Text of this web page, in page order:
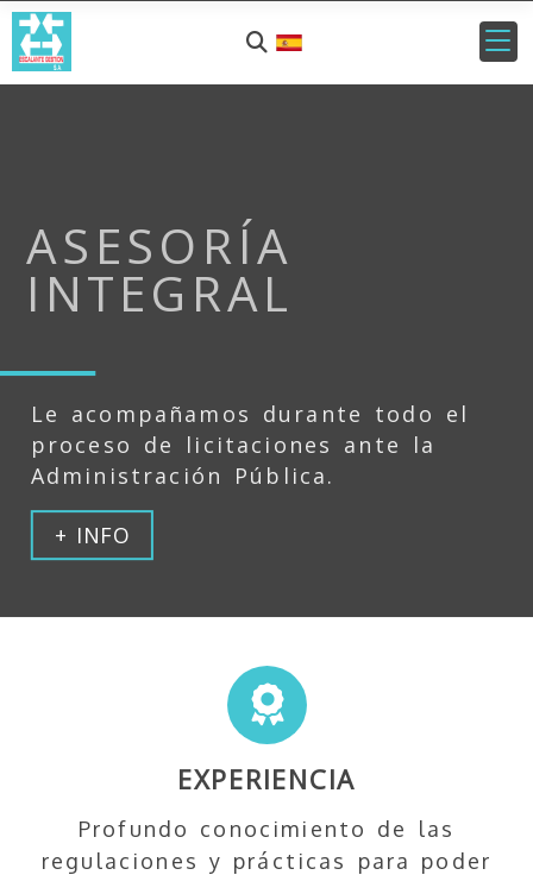
ASESORÍA
INTEGRAL
Le acompañamos durante todo el
proceso de licitaciones ante la
Administración Pública.
+ INFO
ABOGADOS
EXPERIENCIA
Profundo conocimiento de las
regulaciones y prácticas para poder